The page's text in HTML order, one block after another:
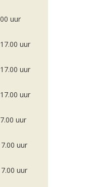
uur
uur
uur
uur
uur
uur
uur